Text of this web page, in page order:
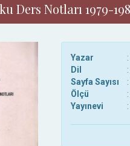
Ders Notları 1979-
Yazar :
Dil
:
Sayfa Sayısı
:
Ölçü
:
Yayınevi
: